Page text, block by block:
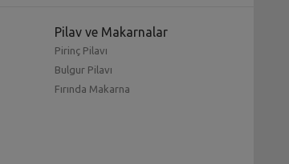
Pilav ve Makarnalar
Pirinç Pilavı
Bulgur Pilavı
Fırında Makarna